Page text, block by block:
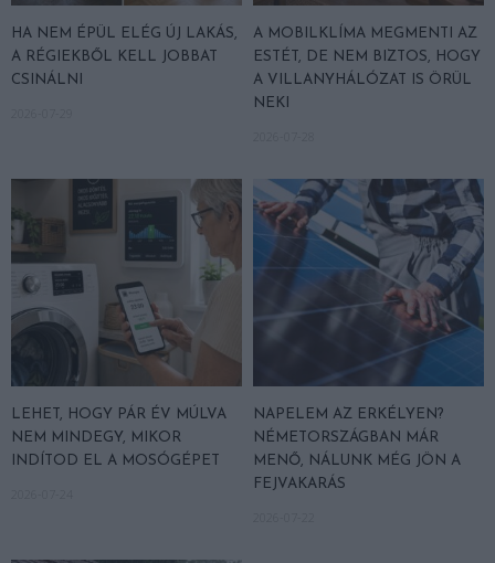
HA NEM ÉPÜL ELÉG ÚJ LAKÁS,
A RÉGIEKBŐL KELL JOBBAT
CSINÁLNI
A MOBILKLÍMA MEGMENTI AZ
ESTÉT, DE NEM BIZTOS, HOGY
A VILLANYHÁLÓZAT IS ÖRÜL
NEKI
LEHET, HOGY PÁR ÉV MÚLVA
NEM MINDEGY, MIKOR
INDÍTOD EL A MOSÓGÉPET
NAPELEM AZ ERKÉLYEN?
NÉMETORSZÁGBAN MÁR
MENŐ, NÁLUNK MÉG JÖN A
FEJVAKARÁS